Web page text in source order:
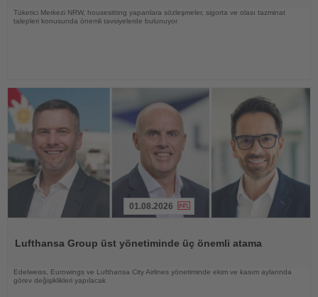
Tüketici Merkezi NRW, housesitting yapanlara sözleşmeler, sigorta ve olası tazminat
talepleri konusunda önemli tavsiyelerde bulunuyor
01.08.2026
Lufthansa Group üst yönetiminde üç önemli atama
Edelweiss, Eurowings ve Lufthansa City Airlines yönetiminde ekim ve kasım aylarında
görev değişiklikleri yapılacak